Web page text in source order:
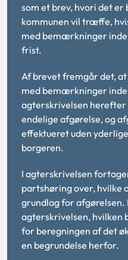
som et brev, hvori det er
kommunen vil træffe,
med bemærkninger
frist.
Af brevet fremgår det,
med bemærkninger
agterskrivelsen herefter
endelige afgørelse, og
effektueret uden
borgeren.
I agterskrivelsen
partshøring over, hvilke
grundlag for
agterskrivelsen, hvilken
for beregningen af det
en begrundelse herfor.